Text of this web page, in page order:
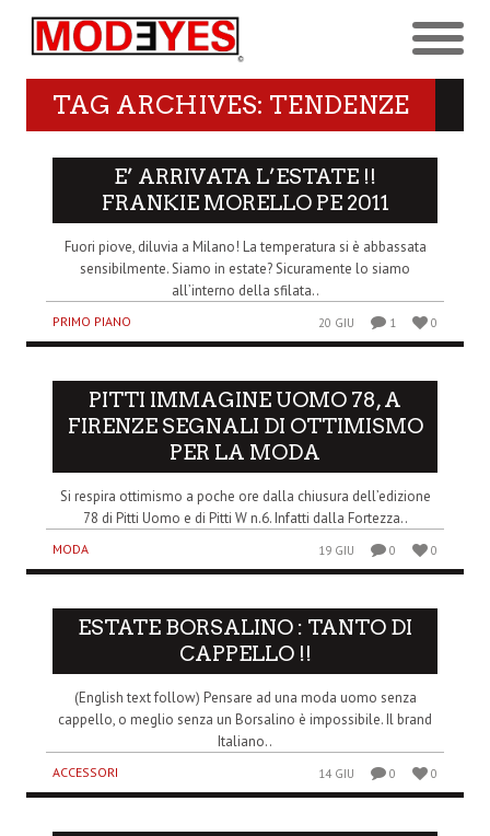
TAG ARCHIVES: TENDENZE
E’ ARRIVATA L’ESTATE !!
FRANKIE MORELLO PE 2011
Fuori piove, diluvia a Milano! La temperatura si è abbassata
sensibilmente. Siamo in estate? Sicuramente lo siamo
all’interno della sfilata..
PRIMO PIANO 20 GIU 1 0
PITTI IMMAGINE UOMO 78, A
FIRENZE SEGNALI DI OTTIMISMO
PER LA MODA
Si respira ottimismo a poche ore dalla chiusura dell’edizione
78 di Pitti Uomo e di Pitti W n.6. Infatti dalla Fortezza..
MODA 19 GIU 0 0
ESTATE BORSALINO : TANTO DI
CAPPELLO !!
(English text follow) Pensare ad una moda uomo senza
cappello, o meglio senza un Borsalino è impossibile. Il brand
Italiano..
ACCESSORI 14 GIU 0 0